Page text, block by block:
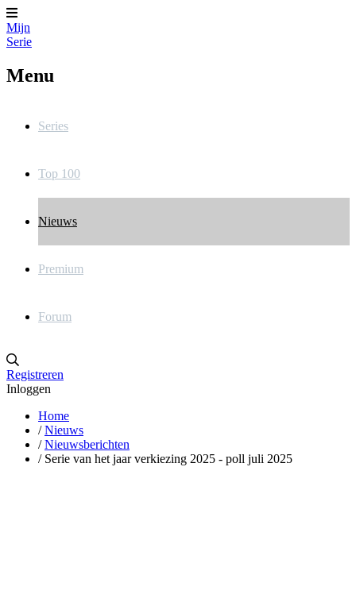
Mijn
Serie
Menu
Series
Top 100
Nieuws
Premium
Forum
Registreren
Inloggen
Home
/ Nieuws
/ Nieuwsberichten
/ Serie van het jaar verkiezing 2025 - poll juli 2025